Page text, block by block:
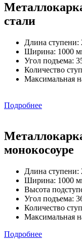
стали
Длина ступени:
Ширина: 1000
Угол подъема:
Количество
Максимальная
Подробнее
монокосоуре
Длина ступени:
Ширина: 1000
Высота
Угол подъема:
Количество
Максимальная
Подробнее